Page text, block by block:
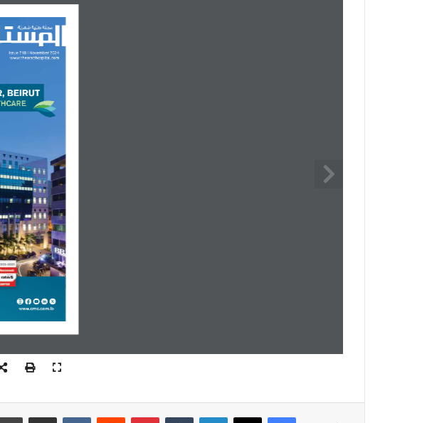
فيسبوك‫X لينكدإن بينتيريست مشاركة عبر البريد